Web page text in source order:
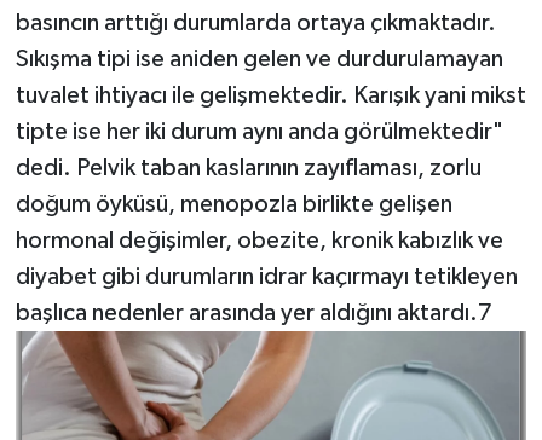
basıncın arttığı durumlarda ortaya çıkmaktadır.
Sıkışma tipi ise aniden gelen ve durdurulamayan
tuvalet ihtiyacı ile gelişmektedir. Karışık yani mikst
tipte ise her iki durum aynı anda görülmektedir"
dedi. Pelvik taban kaslarının zayıflaması, zorlu
doğum öyküsü, menopozla birlikte gelişen
hormonal değişimler, obezite, kronik kabızlık ve
diyabet gibi durumların idrar kaçırmayı tetikleyen
başlıca nedenler arasında yer aldığını aktardı.7